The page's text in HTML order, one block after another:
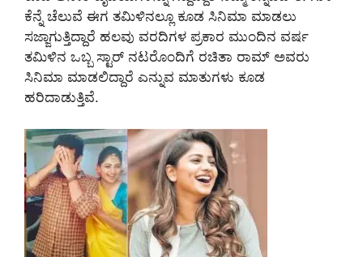
ಕೆನ್ನೆ ಚೆಲುವೆ ಈಗ ತಮಿಳಿನಲ್ಲೂ ಕೂಡ ಸಿನಿಮಾ ಮಾಡಲು
ಸಜ್ಜಾಗುತ್ತಿದ್ದಾರೆ ಹಲವು ವರದಿಗಳ ಪ್ರಕಾರ ಮುಂದಿನ ವರ್ಷ
ತಮಿಳಿನ ಒಬ್ಬ ಸ್ಟಾರ್ ನಟರೊಂದಿಗೆ ರಚಿತಾ ರಾಮ್ ಅವರು
ಸಿನಿಮಾ ಮಾಡಲಿದ್ದಾರೆ ಎನ್ನುವ ಮಾತುಗಳು ಕೂಡ
ಹರಿದಾಡುತ್ತಿವೆ.